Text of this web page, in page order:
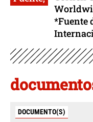
*Fuente
DOCUMENTO(S)